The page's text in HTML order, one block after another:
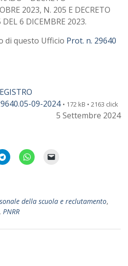
2023, N. 205 E DECRETO
6 DICEMBRE 2023.
di questo Ufficio Prot. n. 29640
09-2024 • 172 kB • 2163 click
5 Settembre 2024
della scuola e reclutamento,
, PNRR